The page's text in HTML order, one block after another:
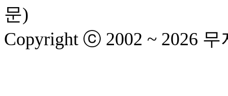
문)
Copyright ⓒ 2002 ~ 2026